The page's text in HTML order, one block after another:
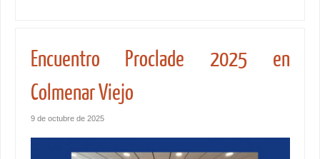
Encuentro Proclade 2025 en
Colmenar Viejo
9 de octubre de 2025